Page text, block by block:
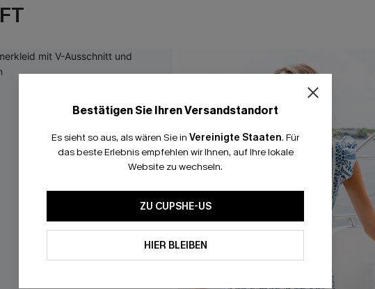
Bestätigen Sie Ihren Versandstandort
Es sieht so aus, als wären Sie in Vereinigte Staaten. Für
das beste Erlebnis empfehlen wir Ihnen, auf Ihre lokale
Website zu wechseln.
ZU CUPSHE-US
HIER BLEIBEN